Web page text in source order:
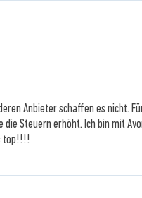
Anbieter schaffen es nicht.
Steuern erhöht. Ich bin mit
top!!!!